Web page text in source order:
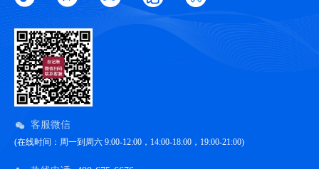
客服微信
(在线时间：周一到周六 9:00-12:00，14:00-18:00，19:00-21:00)